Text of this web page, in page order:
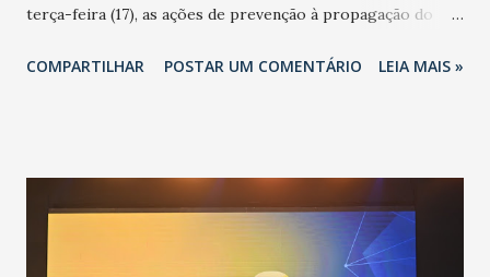
terça-feira (17), as ações de prevenção à propagação do
adotadas pelo Governo do Estado na contenção da
população suspeita e de cuidados com os ambientes
públicos e domiciliares. “Nós não estamos vivendo uma
epidemia comum, como temos em todos os anos, com
COMPARTILHAR POSTAR UM COMENTÁRIO LEIA MAIS »